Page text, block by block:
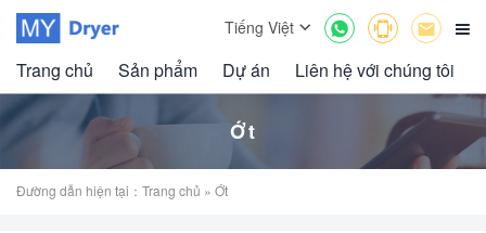

  
Tiếng Việt
Trang chủ Sản phẩm Dự án Liên hệ với chúng tôi
Ớt
Đường dẫn hiện tại： Trang chủ » Ớt